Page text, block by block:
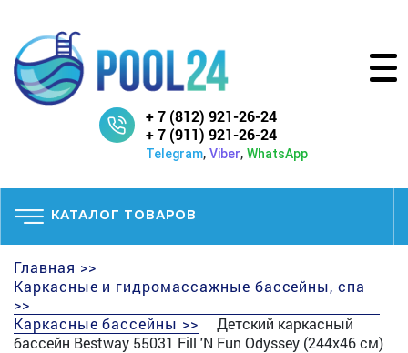
+ 7 (812) 921-26-24
+ 7 (911) 921-26-24
Telegram, Viber, WhatsApp
КАТАЛОГ ТОВАРОВ
Главная >>
Каркасные и гидромассажные бассейны, спа
>>
Каркасные бассейны >>
Детский каркасный
бассейн Bestway 55031 Fill 'N Fun Odyssey (244х46 см)